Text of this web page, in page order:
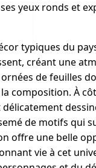
yeux ronds et
typiques du
créant une
de feuilles
composition. À
de motifs qui
offre une belle
vie à cet